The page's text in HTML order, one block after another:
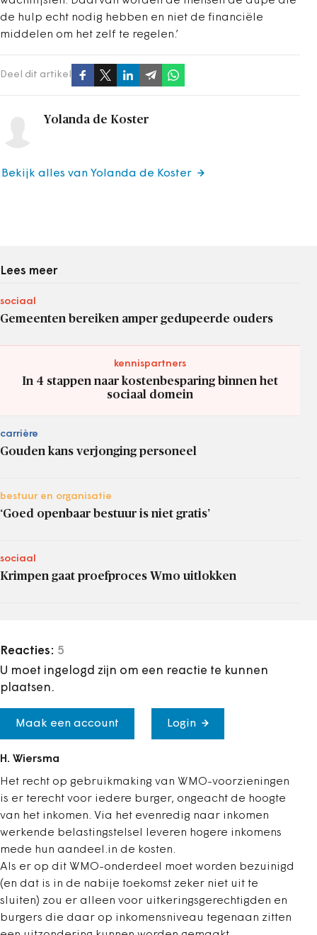
de hulp echt nodig hebben en niet de financiële
middelen om het zelf te regelen.’
Deel dit artikel
Yolanda de Koster
Bekijk alles van Yolanda de Koster
Lees meer
sociaal
Gemeenten bereiken amper gedupeerde ouders
kennispartners
In 4 stappen naar kostenbesparing binnen het
sociaal domein
carrière
Gouden kans verjonging personeel
bestuur en organisatie
‘Goed openbaar bestuur is niet gratis’
sociaal
Krimpen gaat proefproces Wmo uitlokken
Reacties: 5
U moet ingelogd zijn om een reactie te kunnen
plaatsen.
Maak een account Login
H. Wiersma
Het recht op gebruikmaking van WMO-voorzieningen
is er terecht voor iedere burger, ongeacht de hoogte
van het inkomen. Via het evenredig naar inkomen
werkende belastingstelsel leveren hogere inkomens
mede hun aandeel.in de kosten.
Als er op dit WMO-onderdeel moet worden bezuinigd
(en dat is in de nabije toekomst zeker niet uit te
sluiten) zou er alleen voor uitkeringsgerechtigden en
burgers die daar op inkomensniveau tegenaan zitten